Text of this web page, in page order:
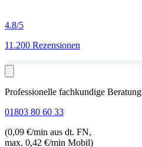
4.8/5
11.200 Rezensionen
Professionelle fachkundige Beratung
01803 80 60 33
(0,09 €/min aus dt. FN,
max. 0,42 €/min Mobil)